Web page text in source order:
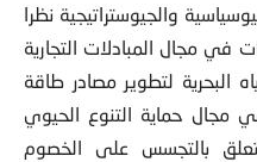
والجيوستراتيجية نظرا
في مجال المبادلات التجارية
البحرية لتطوير مصادر طاقة
مجال حماية التنوع الحيوي
بالتجسس على الخصوم